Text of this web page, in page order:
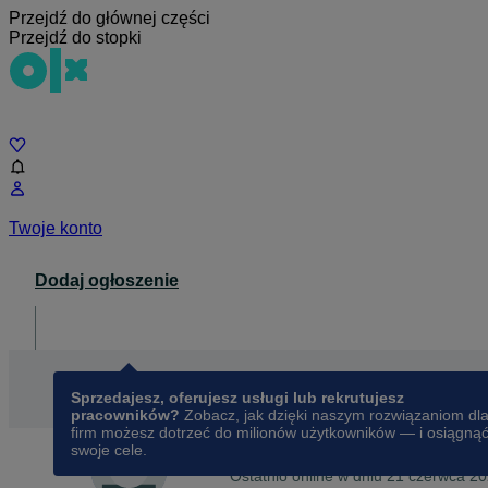
Przejdź do głównej części
Przejdź do stopki
Twoje konto
Dodaj ogłoszenie
Sprzedajesz, oferujesz usługi lub rekrutujesz
pracowników? Zobacz, jak dzięki naszym rozwiązaniom dla
firm możesz dotrzeć do milionów użytkowników — i osiągnąć
swoje cele.
Ostatnio online w dniu 21 czerwca